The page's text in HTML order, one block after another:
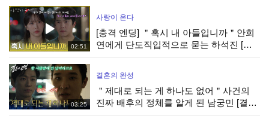
02:51
사랑이 온다
[충격 엔딩] ＂혹시 내 아들입니까＂안희
연에게 단도직입적으로 묻는 하석진 [사
03:25
결혼의 완성
＂제대로 되는 게 하나도 없어＂사건의
진짜 배후의 정체를 알게 된 남궁민 [결혼